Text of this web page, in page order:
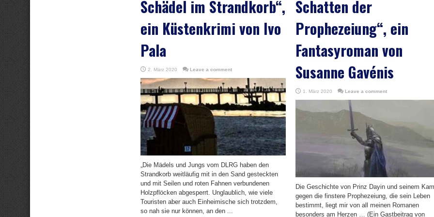
Schädel im Strandkorb“,
ein Küstenkrimi von Ivo
Pala
2. März 2020 Leave a comment
„Die Mädels und Jungs vom DLRG haben den
Strandkorb weitläufig mit in den Sand gesteckten
und mit Seilen und roten Fahnen verbundenen
Holzpflöcken abgesperrt. Unglaublich, wie viele
Touristen aber auch Einheimische sich trotzdem,
so nah sie nur können, an den ...
Schatten der
Prophezeiung“, ein
Fantasyroman von
Susanne Gavénis
1. März 2020 Leave a comment
Die Geschichte von Prinz Dayin und seinem
gegen die finstere Prophezeiung, die sein Leben
bestimmt, liegt mir von all meinen Romanen
besonders am Herzen … (Ein Gastbeitrag von